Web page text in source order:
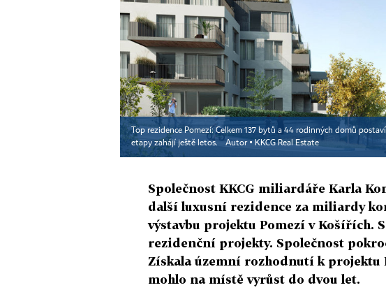
Top rezidence Pomezí: Celkem 137 bytů a 44 rodinných domů
etapy zahájí ještě letos.
Autor ▪ KKCG Real Estate
Společnost KKCG miliardáře Karla
další luxusní rezidence za miliardy
výstavbu projektu Pomezí v Košířích.
rezidenční projekty. Společnost
Získala územní rozhodnutí k projektu
mohlo na místě vyrůst do dvou let.